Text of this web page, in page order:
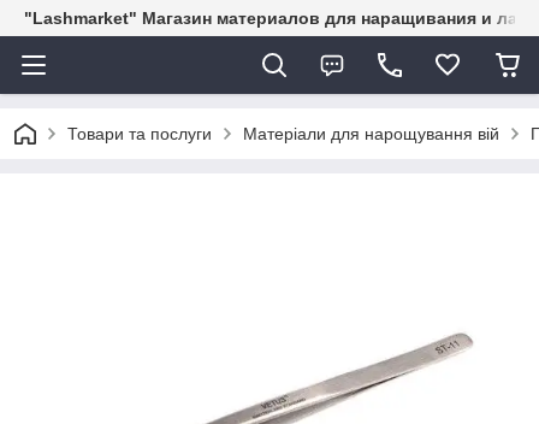
"Lashmarket" Магазин материалов для наращивания и
Товари та послуги Матеріали для нарощування вій